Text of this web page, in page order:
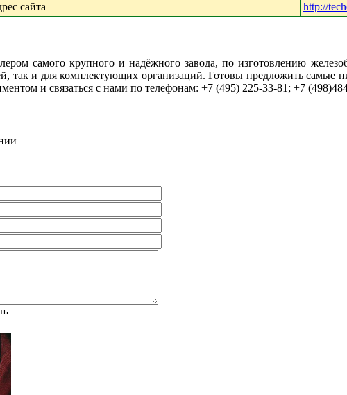
сайта
http://
самого крупного и надёжного завода, по изготовлению
так и для комплектующих организаций. Готовы предложить
и связаться с нами по телефонам: +7 (495) 225-33-81; +7